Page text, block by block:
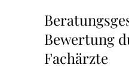
Bewertung
Fachärzte